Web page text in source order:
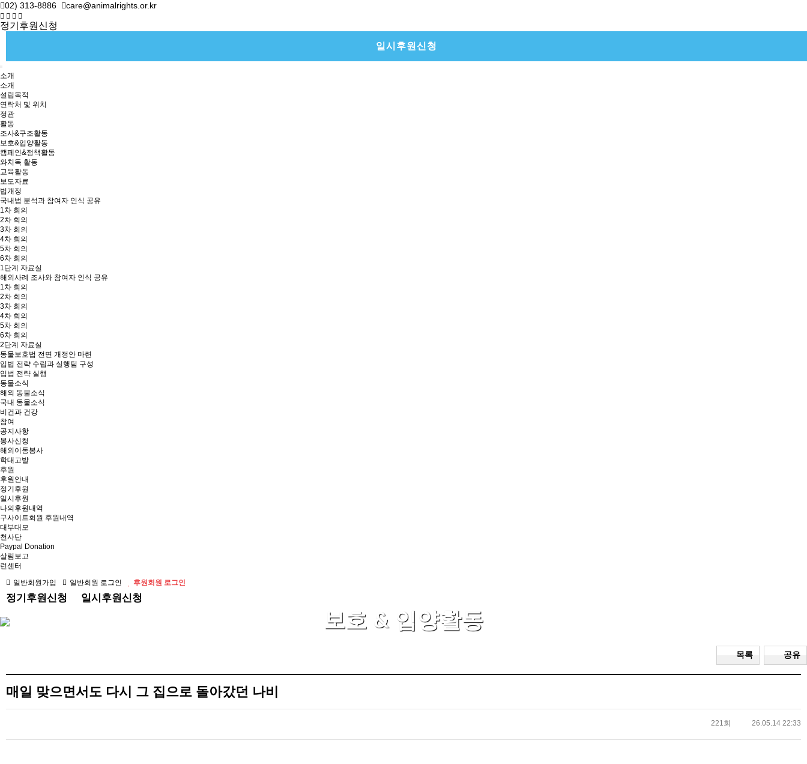
02) 313-8886 care@animalrights.or.kr
정기후원신청
일시후원신청
소개
소개
설립목적
연락처 및 위치
정관
활동
조사&구조활동
보호&입양활동
캠페인&정책활동
와치독 활동
교육활동
보도자료
법개정
국내법 분석과 참여자 인식 공유
1차 회의
2차 회의
3차 회의
4차 회의
5차 회의
6차 회의
1단계 자료실
해외사례 조사와 참여자 인식 공유
1차 회의
2차 회의
3차 회의
4차 회의
5차 회의
6차 회의
2단계 자료실
동물보호법 전면 개정안 마련
입법 전략 수립과 실행팀 구성
입법 전략 실행
동물소식
해외 동물소식
국내 동물소식
비건과 건강
참여
공지사항
봉사신청
해외이동봉사
학대고발
후원
후원안내
정기후원
일시후원
나의후원내역
구사이트회원 후원내역
대부대모
천사단
Paypal Donation
살림보고
런센터
일반회원가입
일반회원 로그인 후원회원 로그인
정기후원신청 일시후원신청
보호 & 입양활동
공유
목록
매일 맞으면서도 다시 그 집으로 돌아갔던 나비
221회 26.05.14 22:33